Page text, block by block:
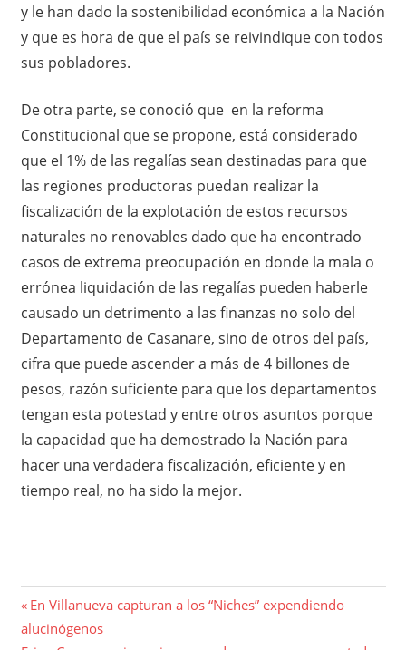
y le han dado la sostenibilidad económica a la Nación
y que es hora de que el país se reivindique con todos
sus pobladores.
De otra parte, se conoció que en la reforma
Constitucional que se propone, está considerado
que el 1% de las regalías sean destinadas para que
las regiones productoras puedan realizar la
fiscalización de la explotación de estos recursos
naturales no renovables dado que ha encontrado
casos de extrema preocupación en donde la mala o
errónea liquidación de las regalías pueden haberle
causado un detrimento a las finanzas no solo del
Departamento de Casanare, sino de otros del país,
cifra que puede ascender a más de 4 billones de
pesos, razón suficiente para que los departamentos
tengan esta potestad y entre otros asuntos porque
la capacidad que ha demostrado la Nación para
hacer una verdadera fiscalización, eficiente y en
tiempo real, no ha sido la mejor.
Navegación
Entrada
anterior:
En Villanueva capturan a los “Niches” expendiendo
alucinógenos